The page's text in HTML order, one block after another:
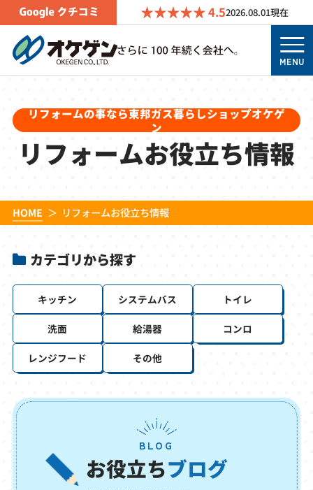
4.52026.08.01現在
MENU
リフォームの事なら東邦ガス暮らしショップオケゲ
ン
リフォームお役立ち情報
HOME リフォームお役立ち情報
カテゴリから探す
キッチン システムバス トイレ
洗面 給湯器 コンロ
レンジフード その他
BLOG
お役立ちブログ